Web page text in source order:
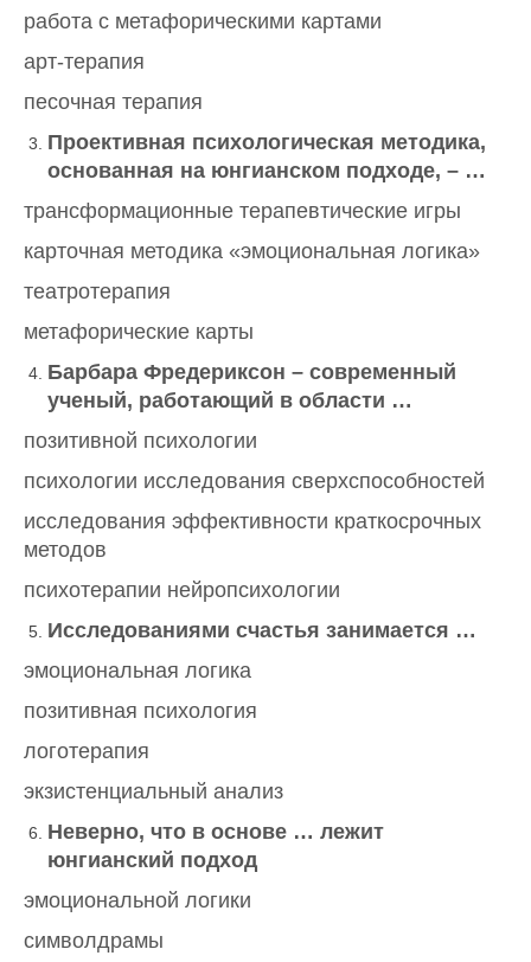
работа с метафорическими картами
арт-терапия
песочная терапия
Проективная психологическая методика,
основанная на юнгианском подходе, – …
трансформационные терапевтические игры
карточная методика «эмоциональная логика»
театротерапия
метафорические карты
Барбара Фредериксон – современный
ученый, работающий в области …
позитивной психологии
психологии исследования сверхспособностей
исследования эффективности краткосрочных
методов
психотерапии нейропсихологии
Исследованиями счастья занимается …
эмоциональная логика
позитивная психология
логотерапия
экзистенциальный анализ
Неверно, что в основе … лежит
юнгианский подход
эмоциональной логики
символдрамы